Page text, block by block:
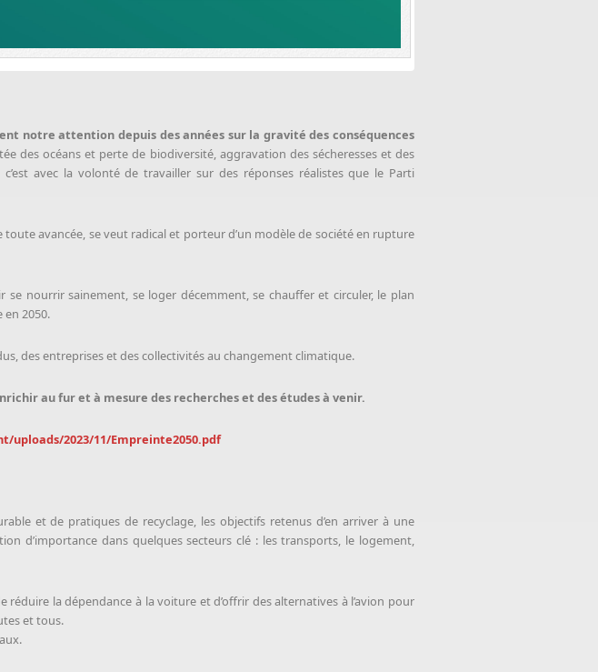
notre attention depuis des années sur la gravité des conséquences
des océans et perte de biodiversité, aggravation des sécheresses et des
avec la volonté de travailler sur des réponses réalistes que le Parti
avancée, se veut radical et porteur d’un modèle de société en rupture
nourrir sainement, se loger décemment, se chauffer et circuler, le plan
2050.
des entreprises et des collectivités au changement climatique.
au fur et à mesure des recherches et des études à venir.
2023/11/Empreinte2050.pdf
et de pratiques de recyclage, les objectifs retenus d’en arriver à une
d’importance dans quelques secteurs clé : les transports, le logement,
la dépendance à la voiture et d’offrir des alternatives à l’avion pour
et tous.